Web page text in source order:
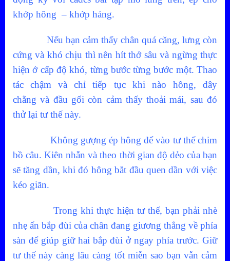
khớp hông – khớp háng.
Nếu bạn cảm thấy chân quá căng, lưng còn
cứng và khó chịu thì nên hít thở sâu và ngừng thực
hiện ở cấp độ khó, từng bước từng bước một. Thao
tác chậm và chỉ tiếp tục khi nào hông, dây
chằngvà đầu gối còn cảm thấy thoải mái, sau đó
thử lại tư thế này.
Không gượng ép hông để vào tư thế chim
bồ câu. Kiên nhẫn và theo thời gian độ dẻo của bạn
sẽ tăng dần, khi đó hông bắt đầu quen dần với việc
kéo giãn.
Trong khi thực hiện tư thế, bạn phải nhè
nhẹ ấn bắp đùi của chân đang giương thẳng về phía
sàn để giúp giữ hai bắp đùi ở ngay phía trước. Giữ
tư thế này càng lâu càng tốt miễn sao bạn vẫn cảm